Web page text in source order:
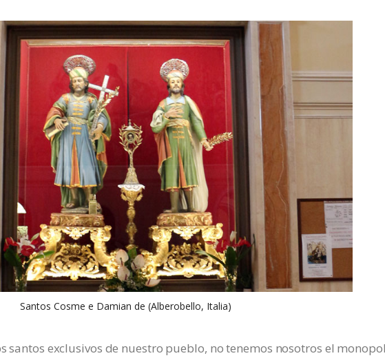
Santos Cosme e Damian de (Alberobello, Italia)
santos exclusivos de nuestro pueblo, no tenemos nosotros el